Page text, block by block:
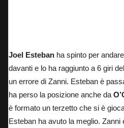
Joel Esteban ha spinto per
davanti e lo ha raggiunto a 6 giri
un errore di Zanni. Esteban è
ha perso la posizione anche da
è formato un terzetto che si è
Esteban ha avuto la meglio.